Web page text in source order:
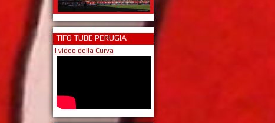
TIFO TUBE PERUGIA
I video della Curva